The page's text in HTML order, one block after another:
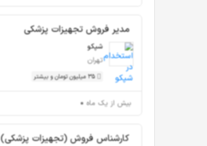
مدیر فروش تجهیزات پزشکی
شپکو
تهران
35 میلیون تومان و بیشتر
بیش از یک ماه
کارشناس فروش (تجهیزات پزشکی)